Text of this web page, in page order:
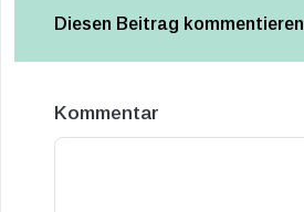
Diesen Beitrag kommentieren
Kommentar